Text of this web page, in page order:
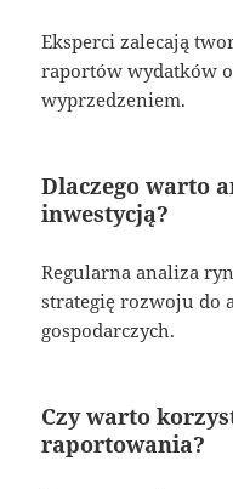
Eksperci zalecają
raportów wydatków
wyprzedzeniem.
Dlaczego warto
inwestycją?
Regularna analiza
strategię rozwoju do
gospodarczych.
Czy warto
raportowania?